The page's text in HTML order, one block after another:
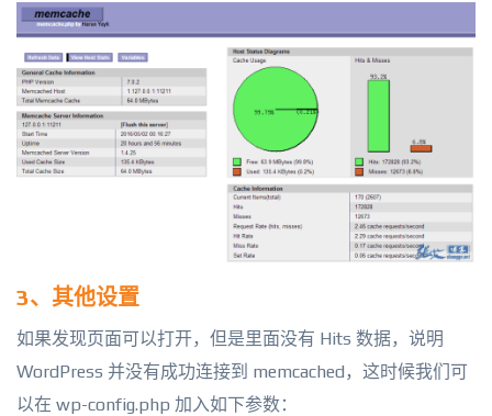
3、其他设置
如果发现页面可以打开，但是里面没有 Hits 数据，说明
WordPress 并没有成功连接到 memcached，这时候我们可
以在 wp-config.php 加入如下参数：